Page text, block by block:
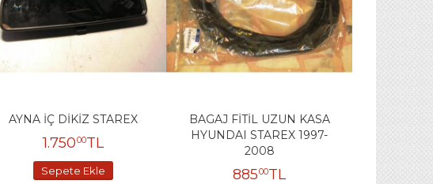
AYNA İÇ DİKİZ STAREX
1.75000TL
Sepete Ekle
BAGAJ FİTİL UZUN KASA
HYUNDAI STAREX 1997-
2008
88500TL